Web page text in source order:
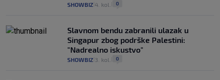
SHOWBIZ 4. kol. 0
Slavnom bendu zabranili ulazak u
Singapur zbog podrške Palestini:
"Nadrealno iskustvo"
SHOWBIZ 3. kol. 0